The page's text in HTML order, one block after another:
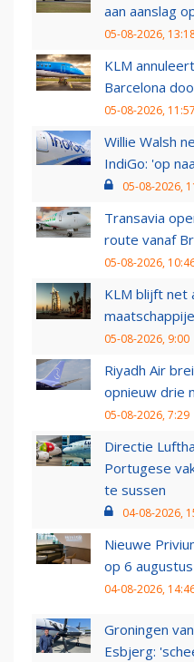
aan aanslag
05-08-2026,
KLM
Barcelona
05-08-2026, 11:57
Willie Walsh
IndiGo: 'op
05-08-2026,
Transavia
route vanaf
05-08-2026,
KLM blijft net
05-08-2026, 9:00
Riyadh Air
opnieuw drie
05-08-2026, 7:29
Directie
Portugese
te sussen
04-08-2026,
Nieuwe
op 6
04-08-2026,
Groningen
Esbjerg: